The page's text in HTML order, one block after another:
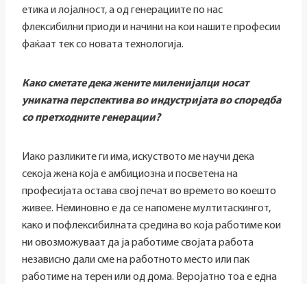
етика и лојалност, а од генерациите по нас
флексибилни приоди и начини на кои нашите професии
фаќаат тек со новата технологија.
Како сметате дека жените миленијалци носат
уникатна перспектива во индустријата во споредба
со претходните генерации?
Иако разликите ги има, искуството ме научи дека
секоја жена која е амбициозна и посветена на
професијата остава свој печат во времето во коешто
живее. Неминовно е да се напомене мултитаскингот,
како и пофлексибилната средина во која работиме кои
ни овозможуваат да ја работиме својата работа
независно дали сме на работното место или пак
работиме на терен или од дома. Веројатно тоа е една